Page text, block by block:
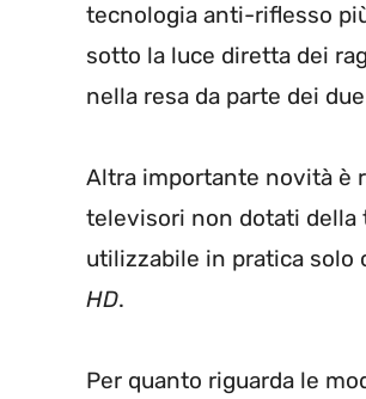
tecnologia anti-riflesso
sotto la luce diretta dei
nella resa da parte dei
Altra importante novità è
televisori non dotati della
utilizzabile in pratica
HD.
Per quanto riguarda le